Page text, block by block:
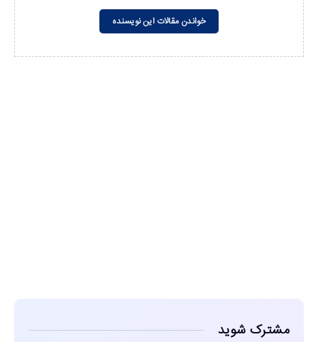
خواندن مقالات این نویسنده
مشترک شوید